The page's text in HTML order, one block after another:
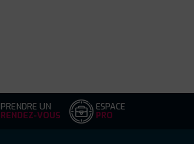
PRENDRE UN
RENDEZ-VOUS
ESPACE
PRO